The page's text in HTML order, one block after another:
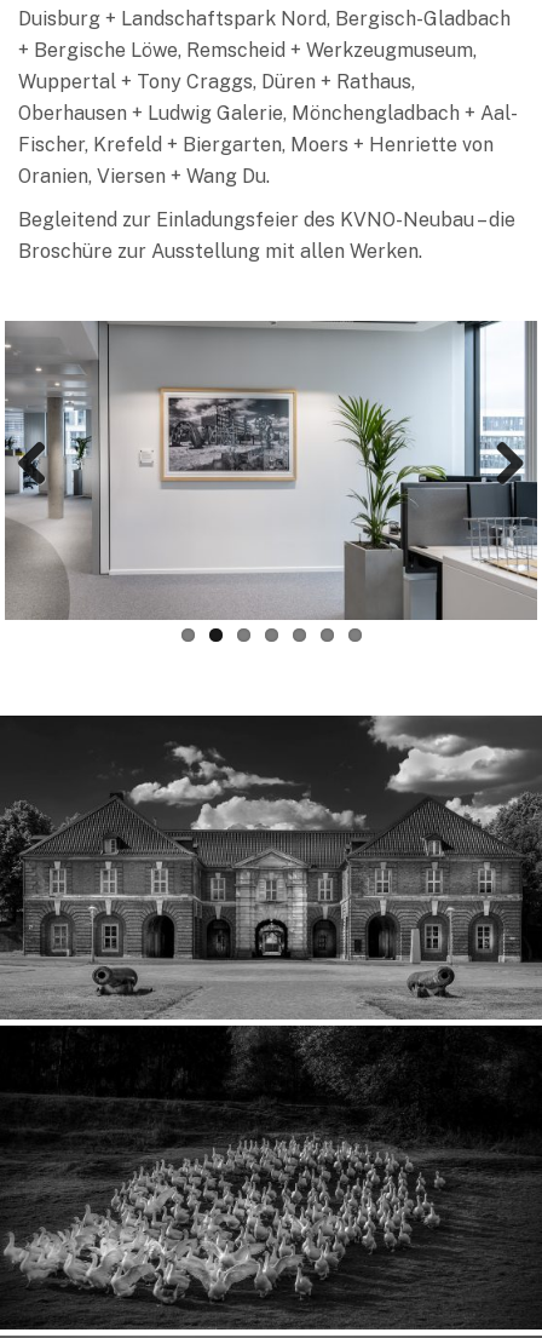
Duisburg + Landschaftspark Nord, Bergisch-Gladbach
+ Bergische Löwe, Remscheid + Werkzeugmuseum,
Wuppertal + Tony Craggs, Düren + Rathaus,
Oberhausen + Ludwig Galerie, Mönchengladbach + Aal-
Fischer, Krefeld + Biergarten, Moers + Henriette von
Oranien, Viersen + Wang Du.
Begleitend zur Einladungsfeier des KVNO-Neubau – die
Broschüre zur Ausstellung mit allen Werken.
Previous Next